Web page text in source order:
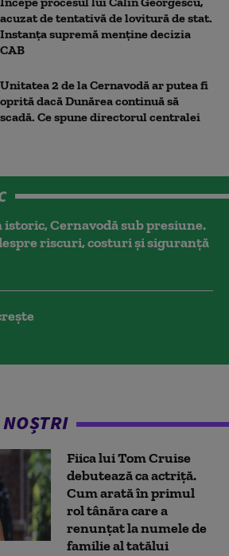
acuzat de tentativă de lovitură de stat.
Instanța supremă menține decizia
CAB
Unitatea 2 de la Cernavodă ar putea fi
oprită dacă Dunărea continuă să
scadă. Ce spune directorul centralei
Cernavodă sub presiune.
riscuri, costuri și siguranță
Fiica lui Tom Cruise
debutează ca actriță.
Cum arată în primul
rol tânăra care a
renunțat la numele de
familie al tatălui